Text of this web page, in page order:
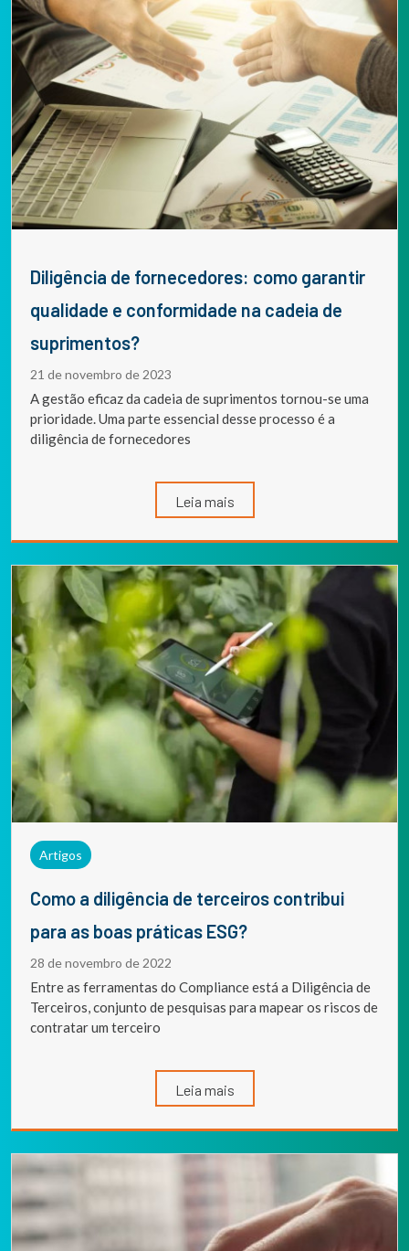
Diligência de fornecedores: como garantir
qualidade e conformidade na cadeia de
suprimentos?
21 de novembro de 2023
A gestão eficaz da cadeia de suprimentos tornou-se uma
prioridade. Uma parte essencial desse processo é a
diligência de fornecedores
Leia mais
Artigos
Como a diligência de terceiros contribui
para as boas práticas ESG?
28 de novembro de 2022
Entre as ferramentas do Compliance está a Diligência de
Terceiros, conjunto de pesquisas para mapear os riscos de
contratar um terceiro
Leia mais